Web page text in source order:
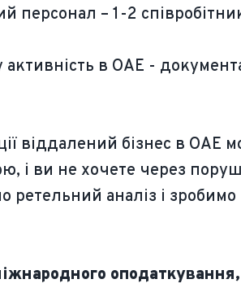
персонал – 1-2
в ОАЕ -
віддалений бізнес в
і ви не хочете через
ретельний аналіз і